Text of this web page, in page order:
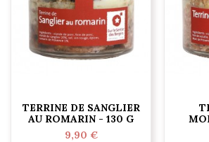
TERRINE DE SANGLIER
AU ROMARIN - 130 G
9,90 €